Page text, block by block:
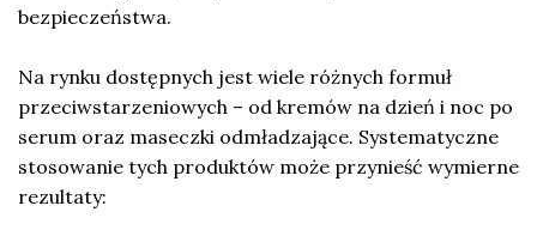
bezpieczeństwa.
Na rynku dostępnych jest wiele różnych formuł
przeciwstarzeniowych – od kremów na dzień i noc po
serum oraz maseczki odmładzające. Systematyczne
stosowanie tych produktów może przynieść wymierne
rezultaty: